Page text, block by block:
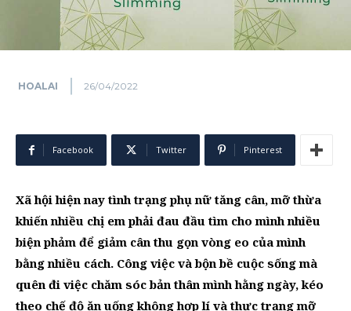
HOALAI 26/04/2022
Facebook Twitter Pinterest
Xã hội hiện nay tình trạng phụ nữ tăng cân, mỡ thừa
khiến nhiều chị em phải đau đầu tìm cho mình nhiều
biện phảm để giảm cân thu gọn vòng eo của mình
bằng nhiều cách. Công việc và bộn bề cuộc sống mà
quên đi việc chăm sóc bản thân mình hằng ngày, kéo
theo chế độ ăn uống không hợp lí và thực trạng mỡ